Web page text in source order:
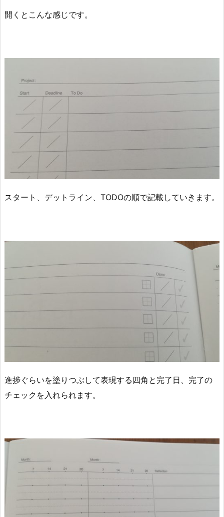
開くとこんな感じです。
スタート、デットライン、TODOの順で記載していきます。
進捗ぐらいを塗りつぶして表現する四角と完了日、完了の
チェックを入れられます。